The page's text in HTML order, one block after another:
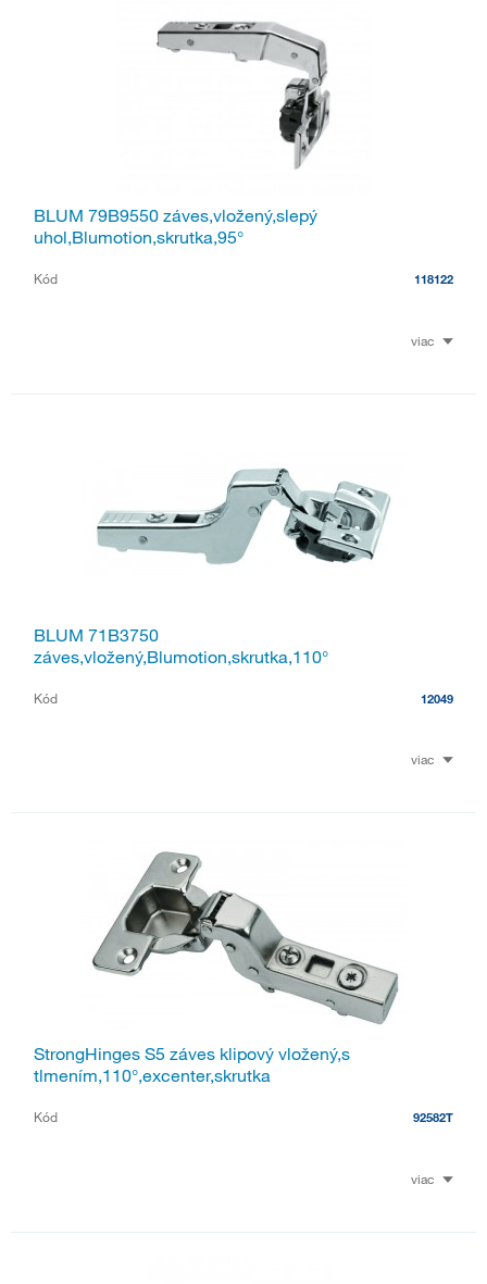
BLUM 79B9550 záves,vložený,slepý
uhol,Blumotion,skrutka,95°
Kód 118122
viac
BLUM 71B3750
záves,vložený,Blumotion,skrutka,110°
Kód 12049
viac
StrongHinges S5 záves klipový vložený,s
tlmením,110°,excenter,skrutka
Kód 92582T
viac